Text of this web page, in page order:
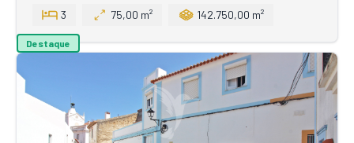
3 75,00 m² 142.750,00 m²
Destaque